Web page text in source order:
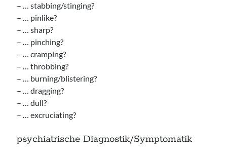
– … stabbing/stinging?
– … pinlike?
– … sharp?
– … pinching?
– … cramping?
– … throbbing?
– … burning/blistering?
– … dragging?
– … dull?
– … excruciating?
psychiatrische Diagnostik/Symptomatik